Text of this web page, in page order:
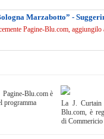
Marzabotto” -
Pagine-Blu.com, aggiungilo
Pagine-Blu.com è
programma
La J. Curtain
Blu.com, è
di Commericio